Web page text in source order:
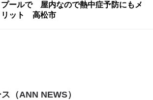
プールで 屋内なので熱中症予防にもメ
リット 高松市
（ANN NEWS）